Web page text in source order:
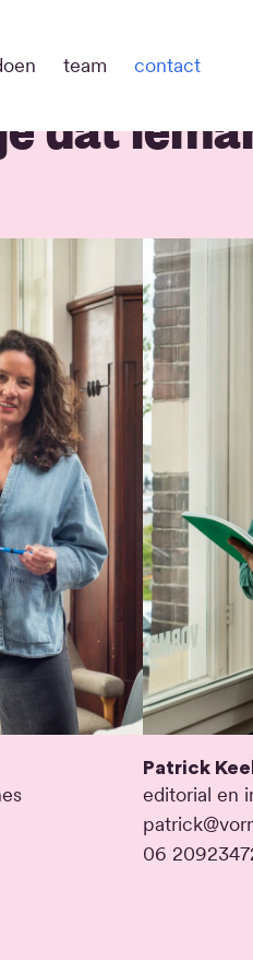
team contact
dat
Patrick
editorial en
06